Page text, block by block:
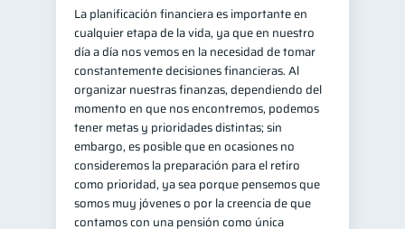
La planificación financiera es importante en
cualquier etapa de la vida, ya que en nuestro
día a día nos vemos en la necesidad de tomar
constantemente decisiones financieras. Al
organizar nuestras finanzas, dependiendo del
momento en que nos encontremos, podemos
tener metas y prioridades distintas; sin
embargo, es posible que en ocasiones no
consideremos la preparación para el retiro
como prioridad, ya sea porque pensemos que
somos muy jóvenes o por la creencia de que
contamos con una pensión como única